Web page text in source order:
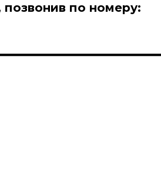
позвонив по номеру: